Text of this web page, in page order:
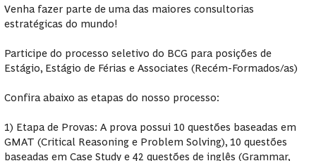
Venha fazer parte de uma das maiores consultorias
estratégicas do mundo!
Participe do processo seletivo do BCG para posições de
Estágio, Estágio de Férias e Associates (Recém-Formados/as)
Confira abaixo as etapas do nosso processo:
1) Etapa de Provas: A prova possui 10 questões baseadas em
GMAT (Critical Reasoning e Problem Solving), 10 questões
baseadas em Case Study e 42 questões de inglês (Grammar,